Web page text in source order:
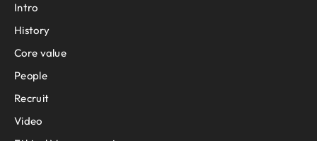
Intro
History
Core value
People
Recruit
Video